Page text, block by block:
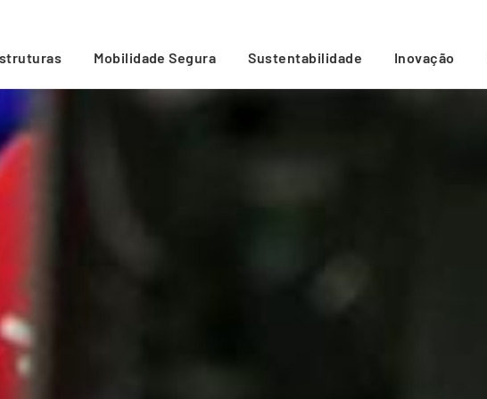
Mobilidade Segura Sustentabilidade Inovação